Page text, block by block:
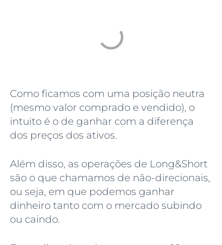
Como ficamos com uma posição neutra
(mesmo valor comprado e vendido), o
intuito é o de ganhar com a diferença
dos preços dos ativos.
Além disso, as operações de Long&Short
são o que chamamos de não-direcionais,
ou seja, em que podemos ganhar
dinheiro tanto com o mercado subindo
ou caindo.